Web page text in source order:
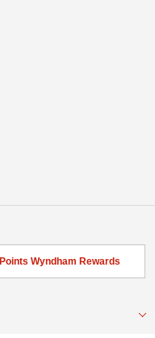
Points Wyndham Rewards